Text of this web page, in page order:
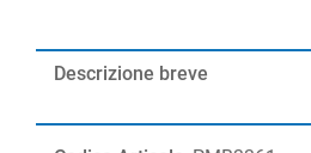
Descrizione breve